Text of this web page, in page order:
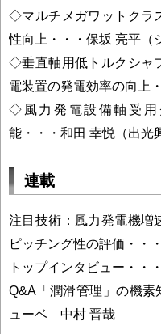
◇マルチメガワットクラ
性向上・・・保坂 亮平（
◇垂直軸用低トルクシャ
電装置の発電効率の向上
◇風力発電設備軸受用
能・・・和田 幸悦（出光
連載
注目技術：風力発電機増
ピッチング性の評価・・
トップインタビュー・・
Q&A「潤滑管理」の機
ューベ 中村 晋哉